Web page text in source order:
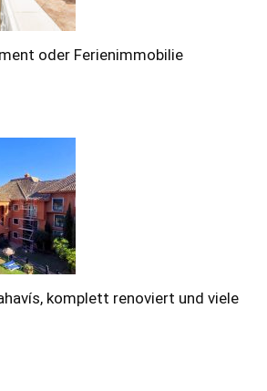
oder Ferienimmobilie
komplett renoviert und viele